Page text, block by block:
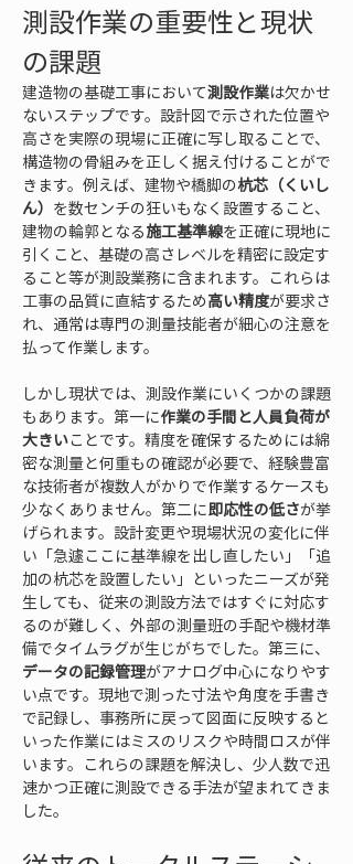
測設作業の重要性と現状
の課題
建造物の基礎工事において測設作業は欠かせ
ないステップです。設計図で示された位置や
高さを実際の現場に正確に写し取ることで、
構造物の骨組みを正しく据え付けることがで
きます。例えば、建物や橋脚の杭芯（くいし
ん） を数センチの狂いもなく設置すること、
建物の輪郭となる施工基準線を正確に現地に
引くこと、基礎の高さレベルを精密に設定す
ること等が測設業務に含まれます。これらは
工事の品質に直結するため高い精度が要求さ
れ、通常は専門の測量技能者が細心の注意を
払って作業します。
しかし現状では、測設作業にいくつかの課題
もあります。第一に作業の手間と人員負荷が
大きいことです。精度を確保するためには綿
密な測量と何重もの確認が必要で、経験豊富
な技術者が複数人がかりで作業するケースも
少なくありません。第二に即応性の低さが挙
げられます。設計変更や現場状況の変化に伴
い「急遽ここに基準線を出し直したい」「追
加の杭芯を設置したい」といったニーズが発
生しても、従来の測設方法ではすぐに対応す
るのが難しく、外部の測量班の手配や機材準
備でタイムラグが生じがちでした。第三に、
データの記録管理がアナログ中心になりやす
い点です。現地で測った寸法や角度を手書き
で記録し、事務所に戻って図面に反映すると
いった作業にはミスのリスクや時間ロスが伴
います。これらの課題を解決し、少人数で迅
速かつ正確に測設できる手法が望まれてきま
した。